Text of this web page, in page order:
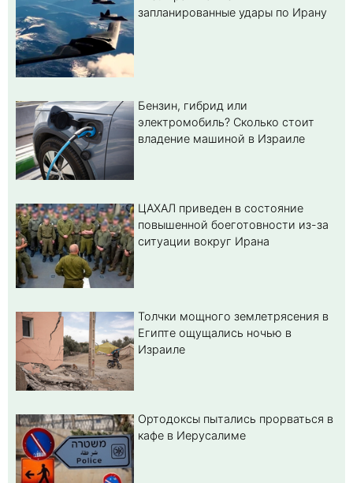
запланированные удары по Ирану
Бензин, гибрид или
электромобиль? Cколько стоит
владение машиной в Израиле
ЦАХАЛ приведен в состояние
повышенной боеготовности из-за
ситуации вокруг Ирана
Толчки мощного землетрясения в
Египте ощущались ночью в
Израиле
Ортодоксы пытались прорваться в
кафе в Иерусалиме